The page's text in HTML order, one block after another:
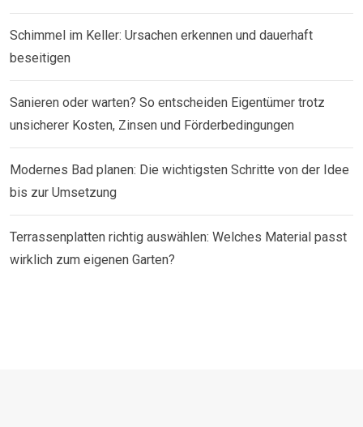
Schimmel im Keller: Ursachen erkennen und dauerhaft
beseitigen
Sanieren oder warten? So entscheiden Eigentümer trotz
unsicherer Kosten, Zinsen und Förderbedingungen
Modernes Bad planen: Die wichtigsten Schritte von der Idee
bis zur Umsetzung
Terrassenplatten richtig auswählen: Welches Material passt
wirklich zum eigenen Garten?